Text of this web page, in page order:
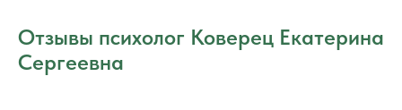
Отзывы психолог Коверец Екатерина
Сергеевна